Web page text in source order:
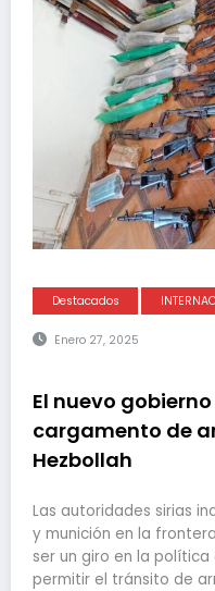
Destacados
Enero 27, 2025
El nuevo
cargamento de
Hezbollah
Las autoridades sirias
y munición en la
ser un giro en la
permitir el tránsito de